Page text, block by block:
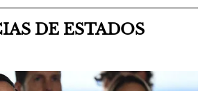
DE ESTADOS